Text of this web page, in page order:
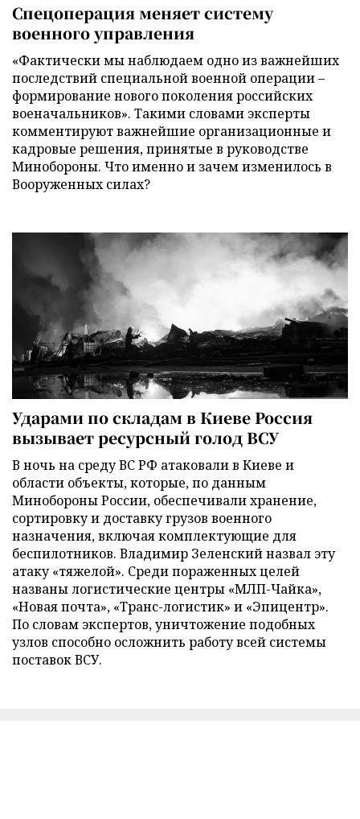
Спецоперация меняет систему
военного управления
«Фактически мы наблюдаем одно из важнейших
последствий специальной военной операции –
формирование нового поколения российских
военачальников». Такими словами эксперты
комментируют важнейшие организационные и
кадровые решения, принятые в руководстве
Минобороны. Что именно и зачем изменилось в
Вооруженных силах?
Ударами по складам в Киеве Россия
вызывает ресурсный голод ВСУ
В ночь на среду ВС РФ атаковали в Киеве и
области объекты, которые, по данным
Минобороны России, обеспечивали хранение,
сортировку и доставку грузов военного
назначения, включая комплектующие для
беспилотников. Владимир Зеленский назвал эту
атаку «тяжелой». Среди пораженных целей
названы логистические центры «МЛП-Чайка»,
«Новая почта», «Транс-логистик» и «Эпицентр».
По словам экспертов, уничтожение подобных
узлов способно осложнить работу всей системы
поставок ВСУ.